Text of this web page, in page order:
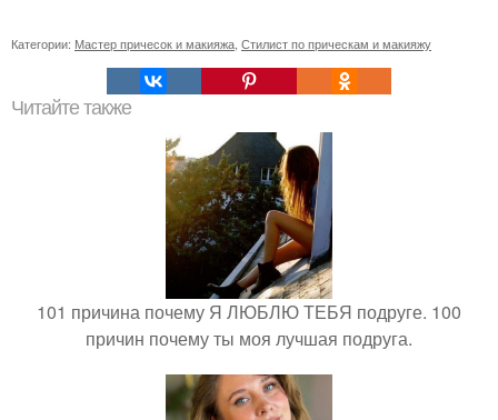
Категории: Мастер причесок и макияжа Стилист по прическам и макияжу
Читайте также
101 причина почему Я ЛЮБЛЮ ТЕБЯ подруге. 100
причин почему ты моя лучшая подруга.